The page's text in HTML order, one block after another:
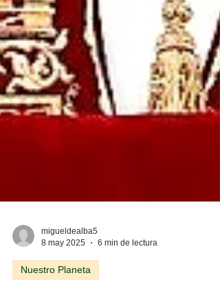
migueldealba5
8 may 2025
6 min de lectura